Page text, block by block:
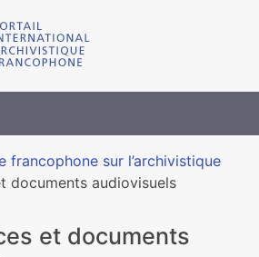
francophone sur l’archivistique
documents audiovisuels
et documents